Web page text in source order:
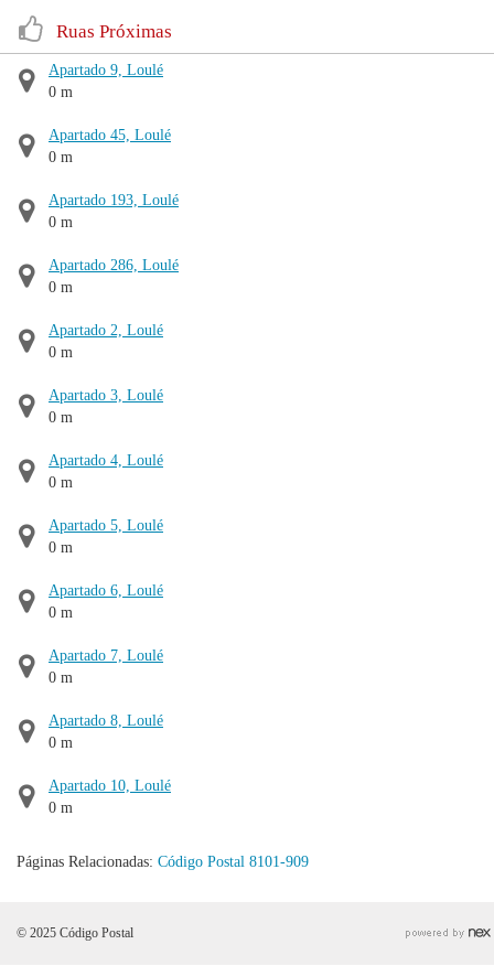
Ruas Próximas
Apartado 9, Loulé
0 m
Apartado 45, Loulé
0 m
Apartado 193, Loulé
0 m
Apartado 286, Loulé
0 m
Apartado 2, Loulé
0 m
Apartado 3, Loulé
0 m
Apartado 4, Loulé
0 m
Apartado 5, Loulé
0 m
Apartado 6, Loulé
0 m
Apartado 7, Loulé
0 m
Apartado 8, Loulé
0 m
Apartado 10, Loulé
0 m
Páginas Relacionadas: Código Postal 8101-909
© 2025 Código Postal